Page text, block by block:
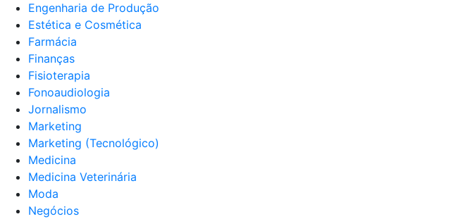
Engenharia de Produção
Estética e Cosmética
Farmácia
Finanças
Fisioterapia
Fonoaudiologia
Jornalismo
Marketing
Marketing (Tecnológico)
Medicina
Medicina Veterinária
Moda
Negócios